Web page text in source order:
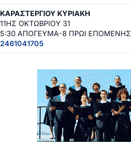
ΚΑΡΑΣΤΕΡΓΙΟΥ ΚΥΡΙΑΚΗ
11ΗΣ ΟΚΤΩΒΡΙΟΥ 31
5:30 ΑΠΟΓΕΥΜΑ-8 ΠΡΩΙ ΕΠΟΜΕΝΗΣ
2461041705